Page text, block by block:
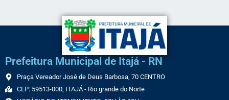
Prefeitura Municipal de Itajá - RN
Praça Vereador José de Deus Barbosa, 70 CENTRO
CEP: 59513-000, ITAJÁ - Rio grande do Norte